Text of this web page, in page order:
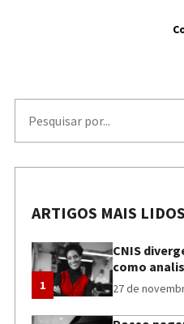
ARTIGOS MAIS LIDOS
1
CNIS
como
27 de